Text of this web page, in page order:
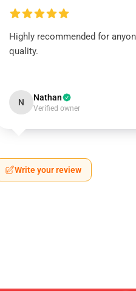
Highly recommended for
quality.
N Nathan
Verified owner
Write your review